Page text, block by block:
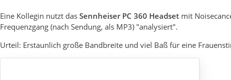
Eine Kollegin nutzt das Sennheiser PC 360 Headset mit
Frequenzgang (nach Sendung, als MP3) "analysiert".
Urteil: Erstaunlich große Bandbreite und viel Baß für eine